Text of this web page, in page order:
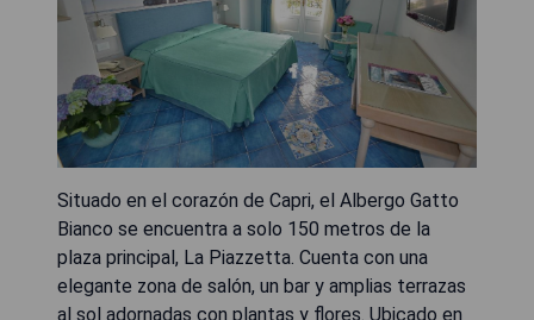
Situado en el corazón de Capri, el Albergo Gatto
Bianco se encuentra a solo 150 metros de la
plaza principal, La Piazzetta. Cuenta con una
elegante zona de salón, un bar y amplias terrazas
al sol adornadas con plantas y flores. Ubicado en